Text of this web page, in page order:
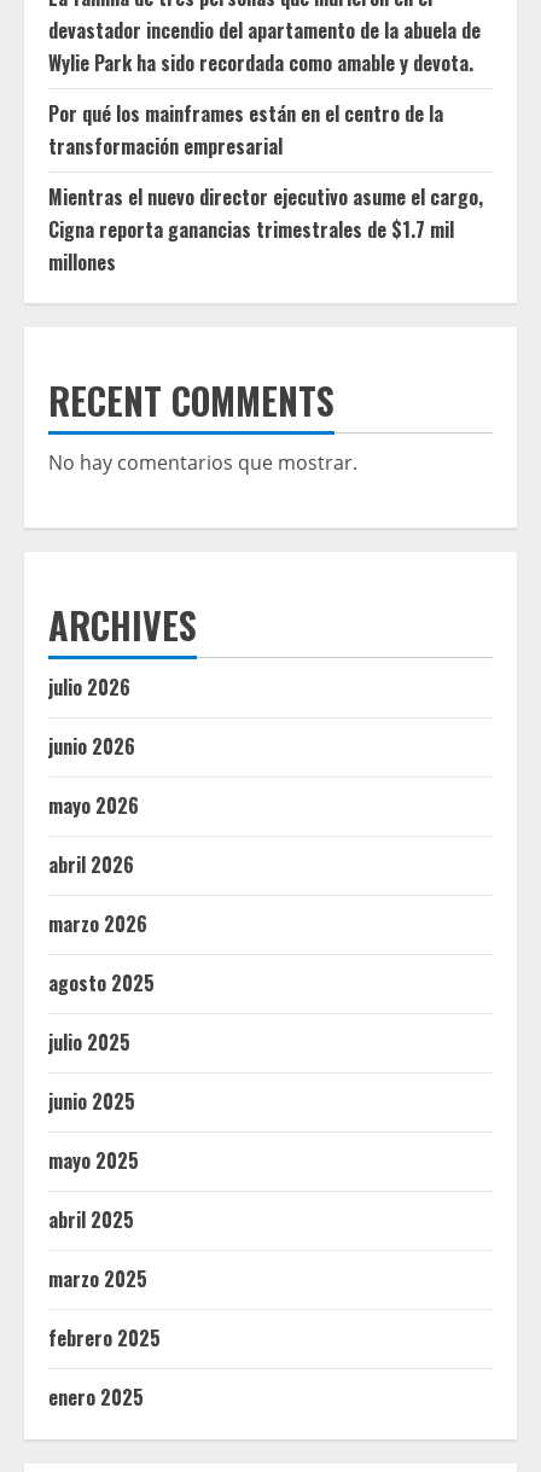
devastador incendio del apartamento de la abuela de
Wylie Park ha sido recordada como amable y devota.
Por qué los mainframes están en el centro de la
transformación empresarial
Mientras el nuevo director ejecutivo asume el cargo,
Cigna reporta ganancias trimestrales de $1.7 mil
millones
RECENT COMMENTS
No hay comentarios que mostrar.
ARCHIVES
julio 2026
junio 2026
mayo 2026
abril 2026
marzo 2026
agosto 2025
julio 2025
junio 2025
mayo 2025
abril 2025
marzo 2025
febrero 2025
enero 2025